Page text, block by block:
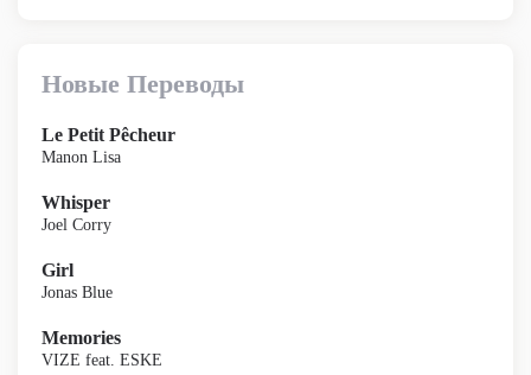
Новые Переводы
Le Petit Pêcheur
Manon Lisa
Whisper
Joel Corry
Girl
Jonas Blue
Memories
VIZE feat. ESKE